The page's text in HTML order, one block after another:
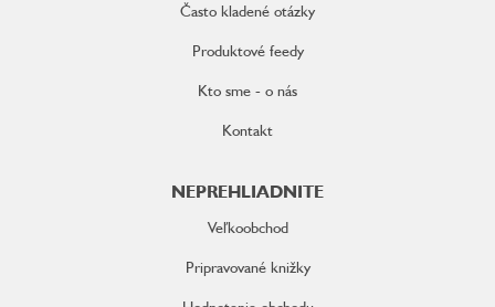
Často kladené otázky
Produktové feedy
Kto sme - o nás
Kontakt
NEPREHLIADNITE
Veľkoobchod
Pripravované knižky